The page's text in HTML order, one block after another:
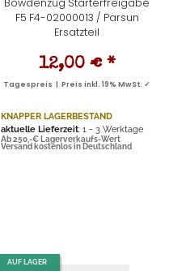
Bowdenzug Starterfreigabe
F5 F4-02000013 / Parsun
Ersatzteil
12,00 € *
Tagespreis | Preis inkl. 19% MwSt. ✓
KNAPPER LAGERBESTAND
aktuelle Lieferzeit: 1 - 3 Werktage
Ab 250,-€ Lagerverkaufs-Wert
Versand kostenlos in Deutschland
AUF LAGER